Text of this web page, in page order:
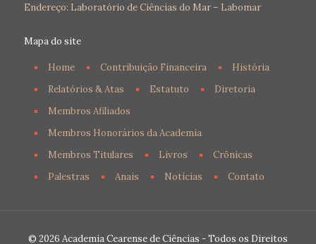
Endereço: Laboratório de Ciências do Mar – Labomar
Mapa do site
Home Contribuição Financeira
História
Relatórios & Atas
Estatuto
Diretoria
Membros Afiliados
Membros Honorários da Academia
Membros Titulares
Livros
Crônicas
Palestras
Anais Notícias Contato
© 2026 Academia Cearense de Ciências - Todos os Direitos